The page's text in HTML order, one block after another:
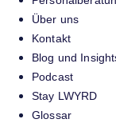
Über uns
Kontakt
Blog und
Podcast
Stay LWYRD
Glossar